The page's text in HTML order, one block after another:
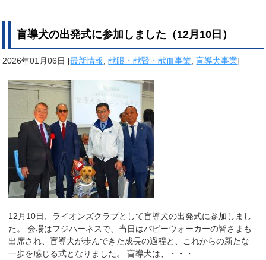
盲導犬の出発式に参加しました（12月10日）
2026年01月06日 [最新情報,献眼・献腎・献血事業,盲導犬事業]
12月10日、ライオンズクラブとして盲導犬の出発式に参加しまし
た。 会場はフジハーネスで、当日はパピーウォーカーの皆さまも
出席され、盲導犬が歩んできた成長の過程と、これからの新たな
一歩を感じる式となりました。 盲導犬は、・・・